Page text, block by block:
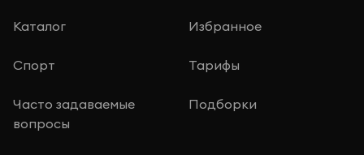
Каталог Избранное
Спорт Тарифы
Часто задаваемые
вопросы
Подборки